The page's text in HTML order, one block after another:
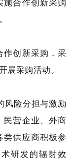
作创新采购，采
展采购活动。
风险分担与激励
民营企业、外商
供应商积极参
研发的辐射效